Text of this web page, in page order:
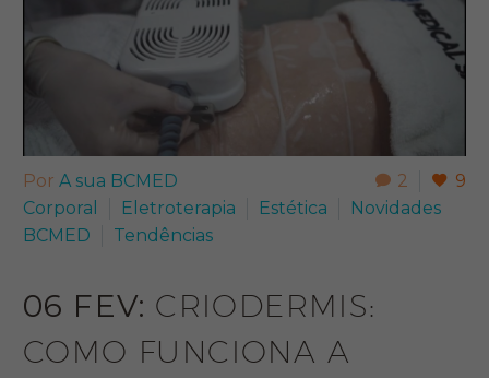
2 9
Por A sua BCMED
Corporal
Eletroterapia Estética
Novidades
BCMED
Tendências
06 FEV: CRIODERMIS:
COMO FUNCIONA A